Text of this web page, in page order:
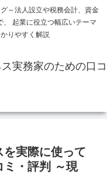
～法人設立や税務会計、資金
起業に役立つ幅広いテーマ
りやすく解説
実務家のための口コ
実際に使って
ミ・評判 ～現